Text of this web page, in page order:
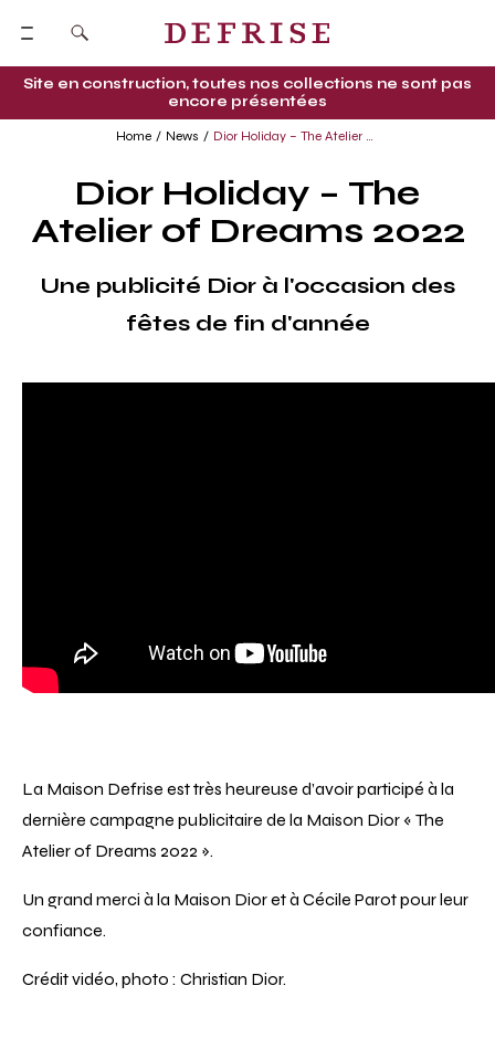
Site en construction, toutes nos collections ne sont pas
encore présentées
Home News Dior Holiday – The Atelier of Dreams 2022
Dior Holiday – The
Atelier of Dreams 2022
Une publicité Dior à l'occasion des
fêtes de fin d'année
La Maison Defrise est très heureuse d’avoir participé à la
dernière campagne publicitaire de la Maison Dior « The
Atelier of Dreams 2022 ».
Un grand merci à la Maison Dior et à Cécile Parot pour leur
confiance.
Crédit vidéo, photo : Christian Dior.